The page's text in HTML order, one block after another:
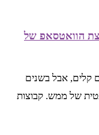
הוואטסאפ של
קלים, אבל בשנים
של ממש. קבוצות